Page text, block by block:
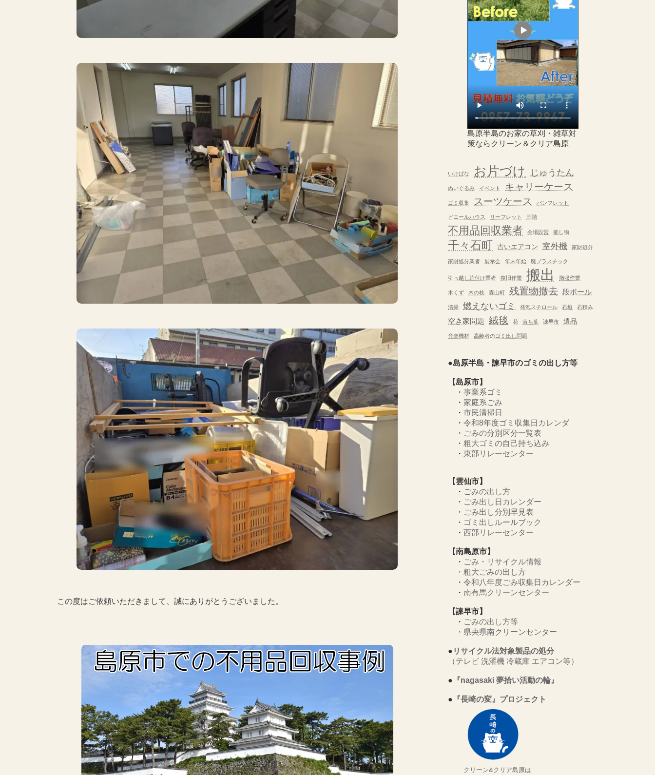
この度はご依頼いただきまして、誠にありがとうございました。
島原半島のお家の草刈・雑草対
策ならクリーン＆クリア島原
いけばな お片づけ じゅうたん
ぬいぐるみ イベント キャリーケース
ゴミ収集 スーツケース パンフレット
ビニールハウス リーフレット 三階
不用品回収業者 会場設営 催し物
千々石町 古いエアコン 室外機 家財処分
家財処分業者 展示会 年末年始 廃プラスチック
引っ越し片付け業者 復旧作業 搬出 撤収作業
木くず 木の枝 森山町 残置物撤去 段ボール
清掃 燃えないゴミ 発泡スチロール 石垣 石積み
空き家問題 絨毯 花 落ち葉 諌早市 遺品
音楽機材 高齢者のゴミ出し問題
●島原半島・諫早市のゴミの出し方等
【島原市】
・事業系ゴミ
・ 家庭系ごみ
・市民清掃日
・令和8年度ゴミ収集日カレンダ
・ ごみの分別区分一覧表
・粗大ゴミの自己持ち込み
・東部リレーセンター
【雲仙市】
・ ごみの出し方
・ ごみ出し日カレンダー
・ ごみ出し分別早見表
・ ゴミ出しルールブック
・西部リレーセンター
【南島原市】
・ ごみ・リサイクル情報
・粗大ごみの出し方
・令和八年度ごみ収集日カレンダー
・南有馬クリーンセンター
【諫早市】
・ ごみの出し方等
・ 県央県南クリーンセンター
● リサイクル法対象製品の処分
（テレビ 洗濯機 冷蔵庫 エアコン等）
● 『nagasaki 夢拾い活動の輪』
● 『長崎の変』プロジェクト
クリーン&クリア島原は